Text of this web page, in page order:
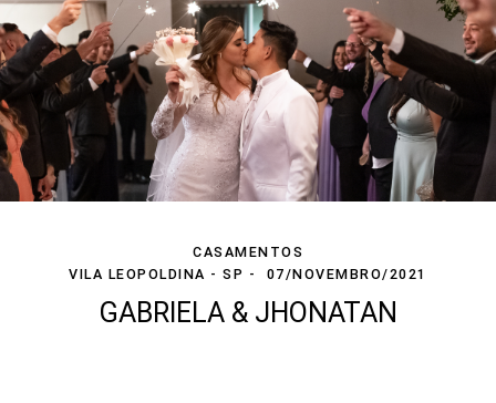
CASAMENTOS
VILA LEOPOLDINA - SP
07/NOVEMBRO/2021
GABRIELA & JHONATAN